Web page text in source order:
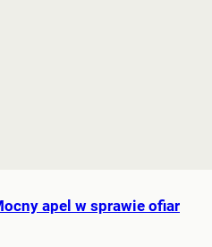
apel w sprawie ofiar